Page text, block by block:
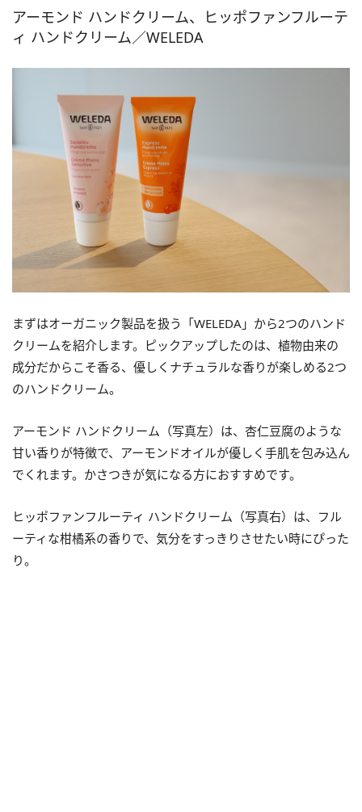
アーモンド ハンドクリーム、ヒッポファンフルーテ
ィ ハンドクリーム／WELEDA
まずはオーガニック製品を扱う「WELEDA」から2つのハンド
クリームを紹介します。ピックアップしたのは、植物由来の
成分だからこそ香る、優しくナチュラルな香りが楽しめる2つ
のハンドクリーム。
アーモンド ハンドクリーム（写真左）は、杏仁豆腐のような
甘い香りが特徴で、アーモンドオイルが優しく手肌を包み込ん
でくれます。かさつきが気になる方におすすめです。
ヒッポファンフルーティ ハンドクリーム（写真右）は、フル
ーティな柑橘系の香りで、気分をすっきりさせたい時にぴった
り。